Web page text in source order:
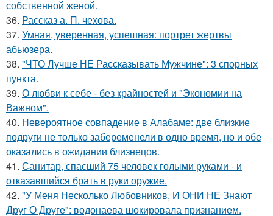
собственной женой.
36. Рассказ а. П. чехова.
37. Умная, уверенная, успешная: портрет жертвы
абьюзера.
38. "ЧТО Лучше НЕ Рассказывать Мужчине": 3 спорных
пункта.
39. О любви к себе - без крайностей и "Экономии на
Важном".
40. Невероятное совпадение в Алабаме: две близкие
подруги не только забеременели в одно время, но и обе
оказались в ожидании близнецов.
41. Санитар, спасший 75 человек голыми руками - и
отказавшийся брать в руки оружие.
42. "У Меня Несколько Любовников, И ОНИ НЕ Знают
Друг О Друге": водонаева шокировала признанием.